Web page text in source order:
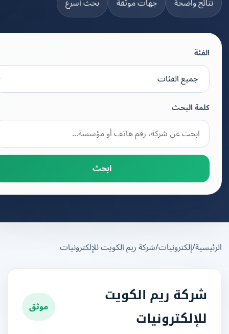
كلمة البحث
ابحث
/إلكترونيات/شركة ريم الكويت للإلكترونيات
شركة ريم الكويت
للإلكترونيات
موثق